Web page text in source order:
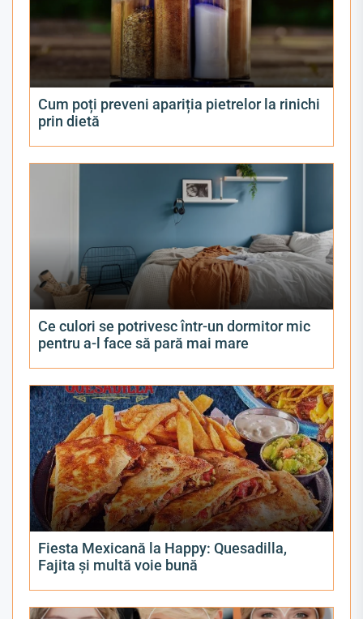
Cum poți preveni apariția pietrelor la rinichi
prin dietă
Ce culori se potrivesc într-un dormitor mic
pentru a-l face să pară mai mare
Fiesta Mexicană la Happy: Quesadilla,
Fajita și multă voie bună